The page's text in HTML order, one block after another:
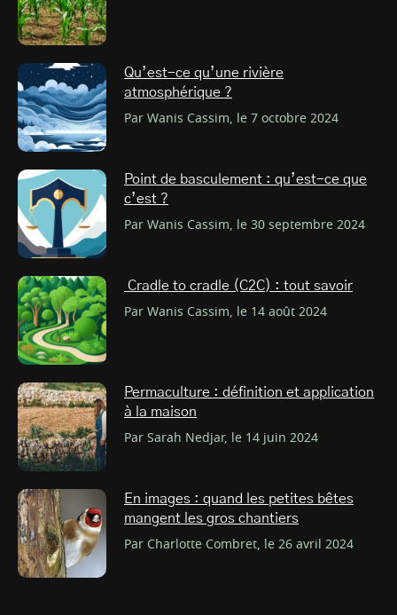
Qu’est-ce qu’une rivière
atmosphérique ?
Par Wanis Cassim, le 7 octobre 2024
Point de basculement : qu’est-ce que
c’est ?
Par Wanis Cassim, le 30 septembre 2024
Cradle to cradle (C2C) : tout savoir
Par Wanis Cassim, le 14 août 2024
Permaculture : définition et application
à la maison
Par Sarah Nedjar, le 14 juin 2024
En images : quand les petites bêtes
mangent les gros chantiers
Par Charlotte Combret, le 26 avril 2024